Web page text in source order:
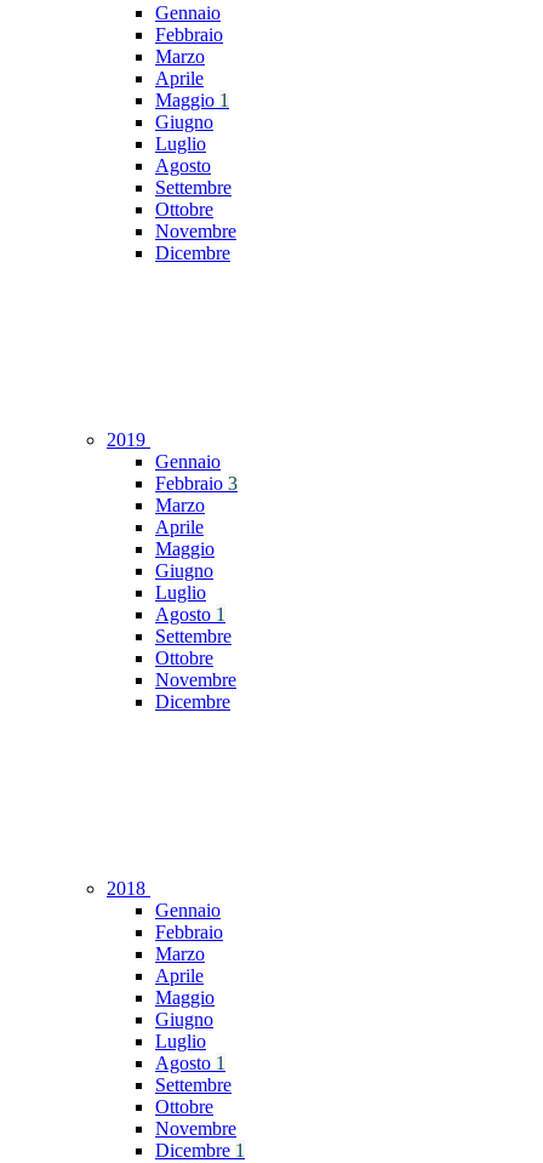
Gennaio
Febbraio
Marzo
Aprile
Maggio 1
Giugno
Luglio
Agosto
Settembre
Ottobre
Novembre
Dicembre
2019
Gennaio
Febbraio 3
Marzo
Aprile
Maggio
Giugno
Luglio
Agosto 1
Settembre
Ottobre
Novembre
Dicembre
2018
Gennaio
Febbraio
Marzo
Aprile
Maggio
Giugno
Luglio
Agosto 1
Settembre
Ottobre
Novembre
Dicembre 1